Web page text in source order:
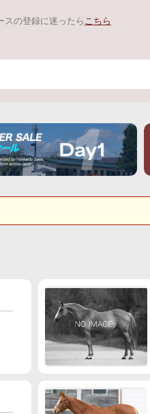
スの登録に迷ったらこちら